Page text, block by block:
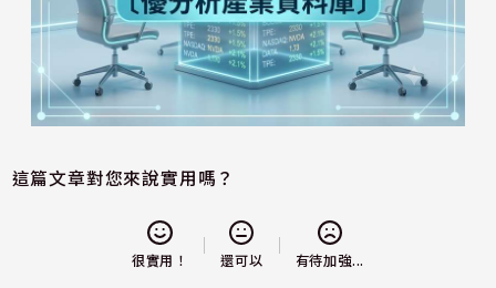
這篇文章對您來說實用嗎？
很實用！ 還可以 有待加強...